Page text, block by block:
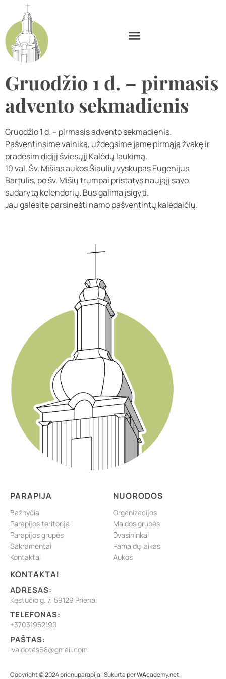
Gruodžio 1 d. – pirmasis
advento sekmadienis
Gruodžio 1 d. – pirmasis advento sekmadienis.
Pašventinsime vainiką, uždegsime jame pirmąją žvakę ir
pradėsim didįjį šviesųjį Kalėdų laukimą.
10 val. Šv. Mišias aukos Šiaulių vyskupas Eugenijus
Bartulis, po šv. Mišių trumpai pristatys naująjį savo
sudarytą kelendorių. Bus galima įsigyti.
Jau galėsite parsinešti namo pašventintų kalėdaičių.
PARAPIJA
Bažnyčia
Parapijos teritorija
Parapijos grupės
Sakramentai
Kontaktai
NUORODOS
Organizacijos
Maldos grupės
Dvasininkai
Pamaldų laikas
Aukos
KONTAKTAI
ADRESAS:
Kęstučio g. 7, 59129 Prienai
TELEFONAS:
+37031952190
PAŠTAS:
lvaidotas68@gmail.com
Copyright © 2024 prienuparapija | Sukurta perWAcademy.net